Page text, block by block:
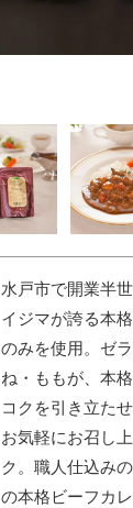
水戸市で開業半
イジマが誇る本
のみを使用。ゼ
ね・ももが、本
コクを引き立た
お気軽にお召し
ク。職人仕込み
の本格ビーフカ